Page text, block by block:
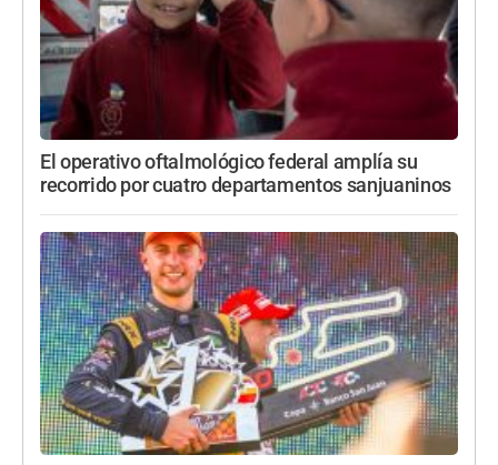
El operativo oftalmológico federal amplía su
recorrido por cuatro departamentos sanjuaninos